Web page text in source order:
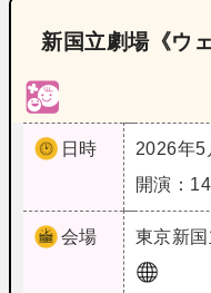
新国立劇場《ウ
日時
2026年5
開演：
会場 東京新